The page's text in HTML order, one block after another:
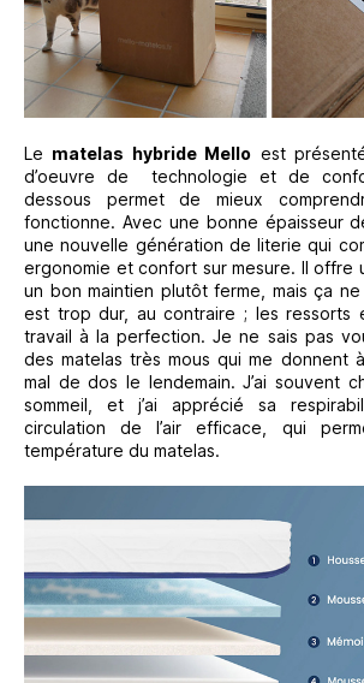
Le matelas hybride Mello est
d’oeuvre de
technologie et de
dessous permet de mieux
fonctionne. Avec une bonne épaisseur
une nouvelle génération de literie qui
ergonomie et confort sur mesure. Il offre
un bon maintien plutôt ferme, mais ça
est trop dur, au contraire ; les ressorts
travail à la perfection. Je ne sais pas
des matelas très mous qui me donnent
mal de dos le lendemain. J’ai souvent
sommeil, et j’ai apprécié sa
circulation de l’air efficace, qui
température du matelas.